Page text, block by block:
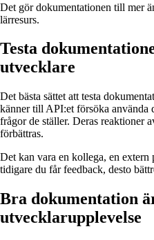
Det gör dokumentationen till mer
lärresurs.
Testa
utvecklare
Det bästa sättet att testa
känner till API:et försöka använda
frågor de ställer. Deras reaktioner
förbättras.
Det kan vara en kollega, en extern
tidigare du får feedback, desto
Bra dokumentation
utvecklarupplevelse